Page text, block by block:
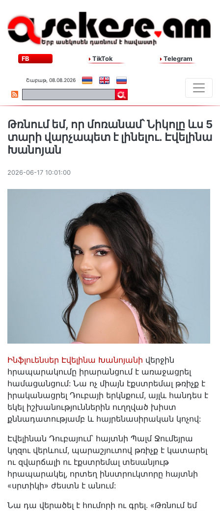
FB TikTok Telegram
Շաբաթ, 08.08.2026
Թռնում եմ, որ մոռանամ՝ Նիկոլը ևս 5
տարի վարչապետ է լինելու. Էվելինա
Խանոյան
2026-06-17 10:01:00
Ինֆլուենսեր Էվելինա Խանոյանի վերջին
հրապարակումը իրարանցում է առաջացրել
համացանցում: Նա ոչ միայն էքստրեմալ թռիչք է
իրականացրել Դուբայի երկնքում, այլև հանդես է
եկել իշխանություններին ուղղված խիստ
քննադատությամբ և հայրենասիրական կոչով:
Էվելինան Դուբայում՝ հայտնի Պալմ Ջումեյրա
կղզու վերևում, պարաշյուտով թռիչք է կատարել
ու զվարճալի ու էքստրեմալ տեսանյութ
հրապարակել, որտեղ ինստրուկտորը հայտնի
«սրտիկի» ժեստն է անում:
Նա դա վերածել է հումորի ու գրել. «Թռնում եմ